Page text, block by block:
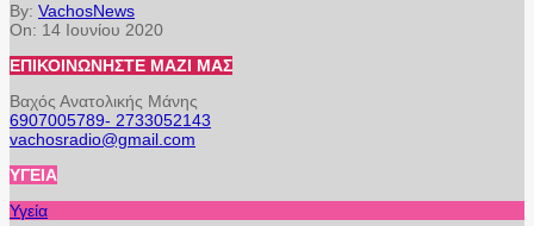
By: VachosNews
On: 14 Ιουνίου 2020
ΕΠΙΚΟΙΝΩΝΉΣΤΕ ΜΑΖΊ ΜΑΣ
Βαχός Ανατολικής Μάνης
6907005789- 2733052143
vachosradio@gmail.com
ΥΓΕΊΑ
Υγεία